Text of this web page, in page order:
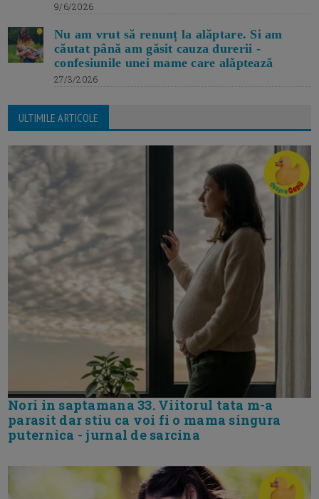
9/6/2026
Nu am vrut să renunț la alăptare. Si am
căutat până am găsit cauza durerii -
confesiunile unei mame care alăptează
27/3/2026
ULTIMILE ARTICOLE
Nori in saptamana 33. Viitorul tata m-a
parasit dar stiu ca voi fi o mama singura
puternica - jurnal de sarcina